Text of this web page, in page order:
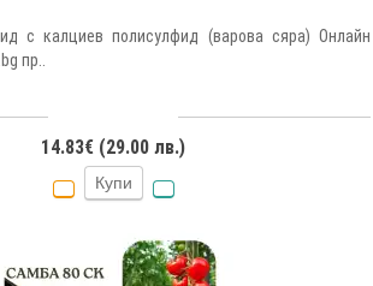
с калциев полисулфид (варова сяра) Онлайн
пр..
14.83€ (29.00 лв.)
Купи